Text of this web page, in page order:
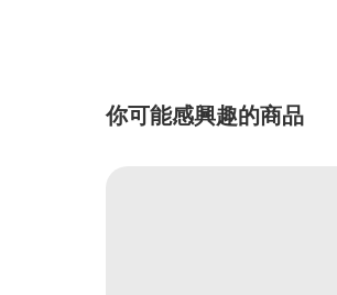
你可能感興趣的商品